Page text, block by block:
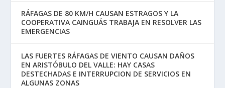
RÁFAGAS DE 80 KM/H CAUSAN ESTRAGOS Y LA
COOPERATIVA CAINGUÁS TRABAJA EN RESOLVER LAS
EMERGENCIAS
LAS FUERTES RÁFAGAS DE VIENTO CAUSAN DAÑOS
EN ARISTÓBULO DEL VALLE: HAY CASAS
DESTECHADAS E INTERRUPCION DE SERVICIOS EN
ALGUNAS ZONAS